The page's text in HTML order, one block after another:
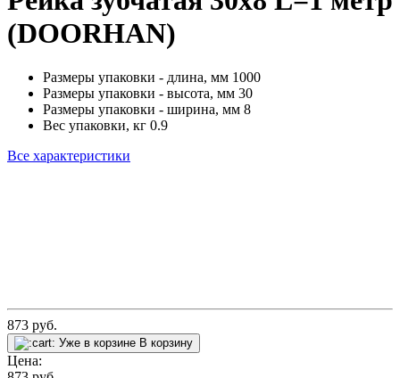
(DOORHAN)
Размеры упаковки - длина, мм 1000
Размеры упаковки - высота, мм 30
Размеры упаковки - ширина, мм 8
Вес упаковки, кг 0.9
Все характеристики
873 руб.
Уже в корзине В корзину
Цена: